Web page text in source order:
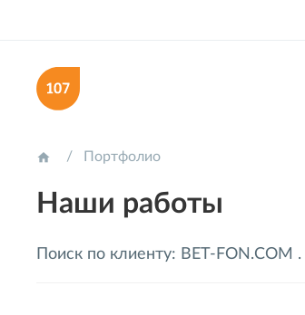
 Портфолио
Наши работы
Поиск по клиенту: BET-FON.COM .